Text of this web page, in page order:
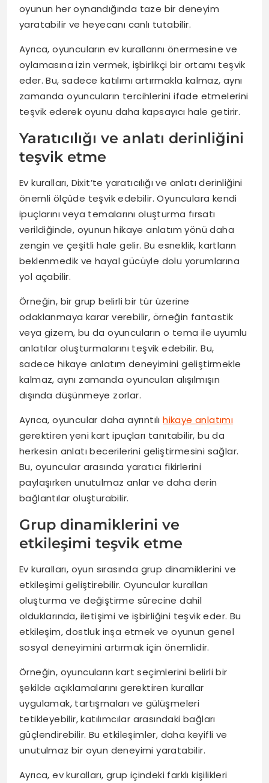
oyunun her oynandığında taze bir deneyim
yaratabilir ve heyecanı canlı tutabilir.
Ayrıca, oyuncuların ev kurallarını önermesine ve
oylamasına izin vermek, işbirlikçi bir ortamı teşvik
eder. Bu, sadece katılımı artırmakla kalmaz, aynı
zamanda oyuncuların tercihlerini ifade etmelerini
teşvik ederek oyunu daha kapsayıcı hale getirir.
Yaratıcılığı ve anlatı derinliğini
teşvik etme
Ev kuralları, Dixit’te yaratıcılığı ve anlatı derinliğini
önemli ölçüde teşvik edebilir. Oyunculara kendi
ipuçlarını veya temalarını oluşturma fırsatı
verildiğinde, oyunun hikaye anlatım yönü daha
zengin ve çeşitli hale gelir. Bu esneklik, kartların
beklenmedik ve hayal gücüyle dolu yorumlarına
yol açabilir.
Örneğin, bir grup belirli bir tür üzerine
odaklanmaya karar verebilir, örneğin fantastik
veya gizem, bu da oyuncuların o tema ile uyumlu
anlatılar oluşturmalarını teşvik edebilir. Bu,
sadece hikaye anlatım deneyimini geliştirmekle
kalmaz, aynı zamanda oyuncuları alışılmışın
dışında düşünmeye zorlar.
Ayrıca, oyuncular daha ayrıntılıhikaye anlatımı
gerektiren yeni kart ipuçları tanıtabilir, bu da
herkesin anlatı becerilerini geliştirmesini sağlar.
Bu, oyuncular arasında yaratıcı fikirlerini
paylaşırken unutulmaz anlar ve daha derin
bağlantılar oluşturabilir.
Grup dinamiklerini ve
etkileşimi teşvik etme
Ev kuralları, oyun sırasında grup dinamiklerini ve
etkileşimi geliştirebilir. Oyuncular kuralları
oluşturma ve değiştirme sürecine dahil
olduklarında, iletişimi ve işbirliğini teşvik eder. Bu
etkileşim, dostluk inşa etmek ve oyunun genel
sosyal deneyimini artırmak için önemlidir.
Örneğin, oyuncuların kart seçimlerini belirli bir
şekilde açıklamalarını gerektiren kurallar
uygulamak, tartışmaları ve gülüşmeleri
tetikleyebilir, katılımcılar arasındaki bağları
güçlendirebilir. Bu etkileşimler, daha keyifli ve
unutulmaz bir oyun deneyimi yaratabilir.
Ayrıca, ev kuralları, grup içindeki farklı kişilikleri